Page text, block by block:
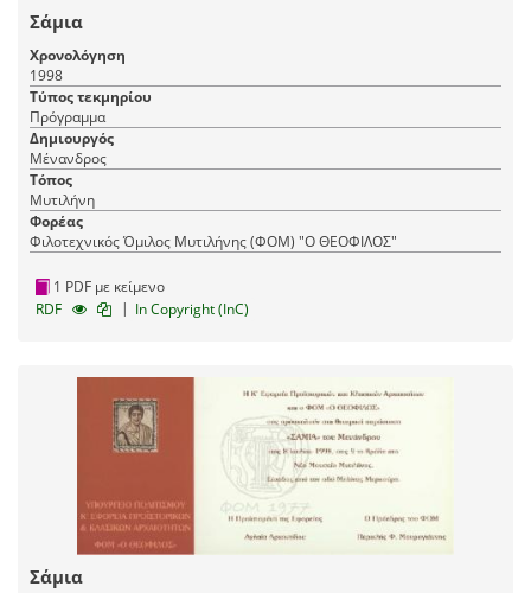
Σάμια
Χρονολόγηση
1998
Τύπος τεκμηρίου
Πρόγραμμα
Δημιουργός
Μένανδρος
Τόπος
Μυτιλήνη
Φορέας
Φιλοτεχνικός Όμιλος Μυτιλήνης (ΦΟΜ) "Ο ΘΕΟΦΙΛΟΣ"
1 PDF με κείμενο
RDF
| In Copyright (InC)
Σάμια